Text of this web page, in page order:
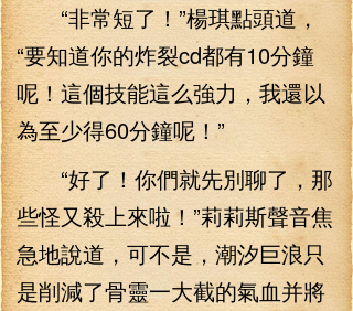
“非常短了！”楊琪點頭道，
“要知道你的炸裂cd都有10分鐘
呢！這個技能這么強力，我還以
為至少得60分鐘呢！”
“好了！你們就先別聊了，那
些怪又殺上來啦！”莉莉斯聲音焦
急地說道，可不是，潮汐巨浪只
是削減了骨靈一大截的氣血并將